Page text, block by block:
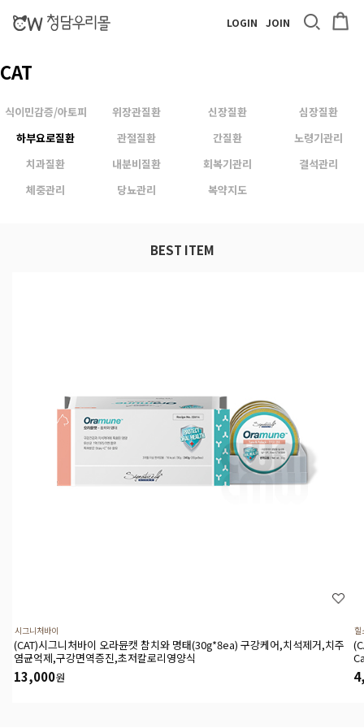
LOGIN JOIN
CAT
식이민감증/아토피 위장관질환 신장질환
심장질환
하부요로질환
관절질환 간질환
노령기관리
치과질환
내분비질환 회복기관리
결석관리
체중관리
당뇨관리 복약지도
BEST ITEM
시그니처바이
(CAT)시그니처바이 오라뮨캣 참치와 명태(30g*8ea) 구강케어,치석제거,치주
염균억제,구강면역증진,초저칼로리영양식
13,000원
힐